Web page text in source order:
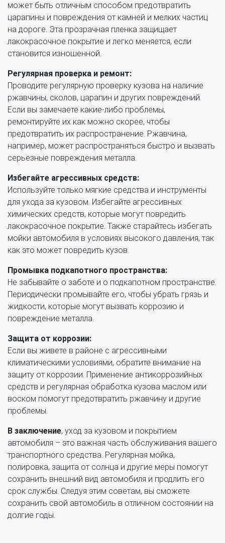
может быть отличным способом предотвратить
царапины и повреждения от камней и мелких частиц
на дороге. Эта прозрачная пленка защищает
лакокрасочное покрытие и легко меняется, если
становится изношенной.
Регулярная проверка и ремонт:
Проводите регулярную проверку кузова на наличие
ржавчины, сколов, царапин и других повреждений.
Если вы замечаете какие-либо проблемы,
ремонтируйте их как можно скорее, чтобы
предотвратить их распространение. Ржавчина,
например, может распространяться быстро и вызвать
серьезные повреждения металла.
Избегайте агрессивных средств:
Используйте только мягкие средства и инструменты
для ухода за кузовом. Избегайте агрессивных
химических средств, которые могут повредить
лакокрасочное покрытие. Также старайтесь избегать
мойки автомобиля в условиях высокого давления, так
как это может повредить кузов.
Промывка подкапотного пространства:
Не забывайте о заботе и о подкапотном пространстве.
Периодически промывайте его, чтобы убрать грязь и
жидкости, которые могут вызвать коррозию и
повреждение металла.
Защита от коррозии:
Если вы живете в районе с агрессивными
климатическими условиями, обратите внимание на
защиту от коррозии. Применение антикоррозийных
средств и регулярная обработка кузова маслом или
воском помогут предотвратить ржавчину и другие
проблемы.
В заключение, уход за кузовом и покрытием
автомобиля – это важная часть обслуживания вашего
транспортного средства. Регулярная мойка,
полировка, защита от солнца и другие меры помогут
сохранить внешний вид автомобиля и продлить его
срок службы. Следуя этим советам, вы сможете
сохранить свой автомобиль в отличном состоянии на
долгие годы.